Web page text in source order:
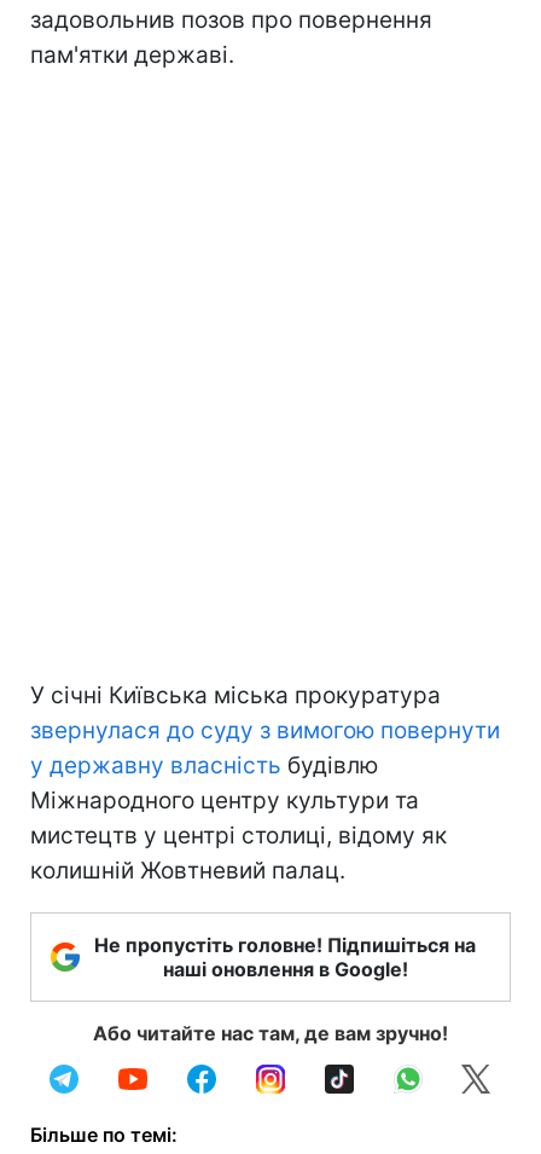
задовольнив позов про повернення
пам'ятки державі.
У січні Київська міська прокуратура
звернулася до суду з вимогою повернути
у державну власність будівлю
Міжнародного центру культури та
мистецтв у центрі столиці, відому як
колишній Жовтневий палац.
Не пропустіть головне! Підпишіться на
наші оновлення в Google!
Або читайте нас там, де вам зручно!
Більше по темі: